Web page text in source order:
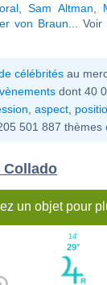
,Sam Altman
von Braun ...
célébritésau
dont 40
aspect
501 887 thèmes
Collado
un objet pour
29°
14'